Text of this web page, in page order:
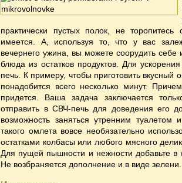
практически пустых полок, не
имеется. А, используя то, что у вас
вечернего ужина, вы можете соорудить себе
блюда из остатков продуктов. Для
печь. К примеру, чтобы приготовить
понадобится всего несколько минут.
придется. Ваша задача заключается
отправить в СВЧ-печь для доведения его
возможность заняться утренним
такого омлета вовсе необязательно
остатками колбасы или любого мясного
Для пущей пышности и нежности добавьте в
Не возбраняется дополнение и в виде зелени.